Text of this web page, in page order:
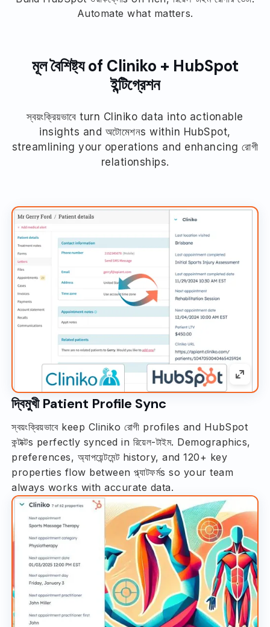
Automate what matters.
মূল বৈশিষ্ট্য of Cliniko + HubSpot
ইন্টিগ্রেশন
স্বয়ংক্রিয়ভাবে turn Cliniko data into actionable
insights and অটোমেশনs within HubSpot,
streamlining your operations and enhancing রোগী
relationships.
দ্বিমুখী Patient Profile Sync
স্বয়ংক্রিয়ভাবে keep Cliniko রোগী profiles and HubSpot
কন্টাক্টs perfectly synced in রিয়েল-টাইম. Demographics,
preferences, অ্যাপয়েন্টমেন্ট history, and 120+ key
properties flow between প্ল্যাটফর্মs so your team
always works with accurate data.